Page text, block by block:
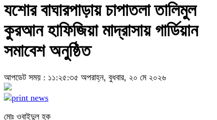
যশোর বাঘারপাড়ায় চাপাতলা তালিমুল
কুরআন হাফিজিয়া মাদ্রাসায় গার্ডিয়ান
সমাবেশ অনুষ্ঠিত
আপডেট সময় : ১১:২৫:৩৫ অপরাহ্ন, বুধবার, ২০ মে ২০২৬
মোঃ ওবাইদুল হক